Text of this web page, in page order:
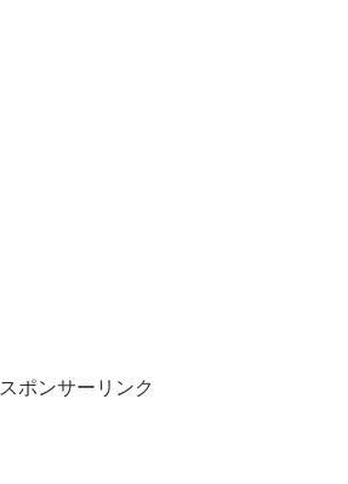
スポンサーリンク